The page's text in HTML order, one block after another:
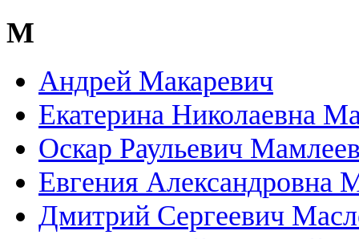
М
Андрей Макаревич
Екатерина Николаевна
Оскар Раульевич
Евгения Александровна
Дмитрий Сергеевич